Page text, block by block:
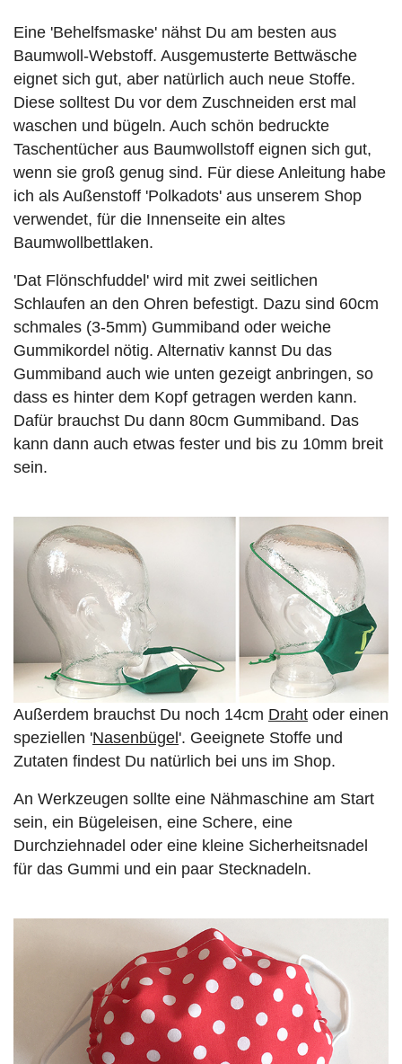
Eine 'Behelfsmaske' nähst Du am besten aus
Baumwoll-Webstoff. Ausgemusterte Bettwäsche
eignet sich gut, aber natürlich auch neue Stoffe.
Diese solltest Du vor dem Zuschneiden erst mal
waschen und bügeln. Auch schön bedruckte
Taschentücher aus Baumwollstoff eignen sich gut,
wenn sie groß genug sind. Für diese Anleitung habe
ich als Außenstoff 'Polkadots' aus unserem Shop
verwendet, für die Innenseite ein altes
Baumwollbettlaken.
'Dat Flönschfuddel' wird mit zwei seitlichen
Schlaufen an den Ohren befestigt. Dazu sind 60cm
schmales (3-5mm) Gummiband oder weiche
Gummikordel nötig. Alternativ kannst Du das
Gummiband auch wie unten gezeigt anbringen, so
dass es hinter dem Kopf getragen werden kann.
Dafür brauchst Du dann 80cm Gummiband. Das
kann dann auch etwas fester und bis zu 10mm breit
sein.
Außerdem brauchst Du noch 14cm Draht oder einen
speziellen 'Nasenbügel'. Geeignete Stoffe und
Zutaten findest Du natürlich bei uns im Shop.
An Werkzeugen sollte eine Nähmaschine am Start
sein, ein Bügeleisen, eine Schere, eine
Durchziehnadel oder eine kleine Sicherheitsnadel
für das Gummi und ein paar Stecknadeln.